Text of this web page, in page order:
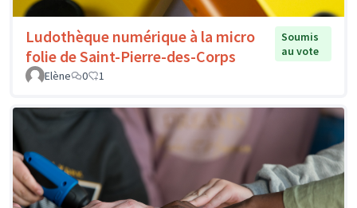
Ludothèque numérique à la micro
folie de Saint-Pierre-des-Corps
Soumis
au vote
Elène
0 1